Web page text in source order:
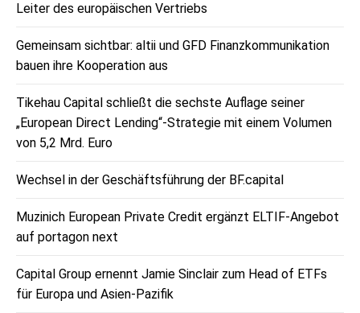
Leiter des europäischen Vertriebs
Gemeinsam sichtbar: altii und GFD Finanzkommunikation
bauen ihre Kooperation aus
Tikehau Capital schließt die sechste Auflage seiner
„European Direct Lending“-Strategie mit einem Volumen
von 5,2 Mrd. Euro
Wechsel in der Geschäftsführung der BF.capital
Muzinich European Private Credit ergänzt ELTIF-Angebot
auf portagon next
Capital Group ernennt Jamie Sinclair zum Head of ETFs
für Europa und Asien-Pazifik